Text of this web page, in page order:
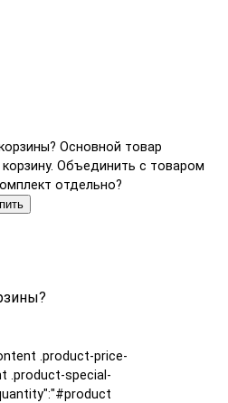
Основной товар
Объединить с товаром
отдельно?
.product-price-
.product-special-